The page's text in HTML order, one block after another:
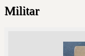
Militar